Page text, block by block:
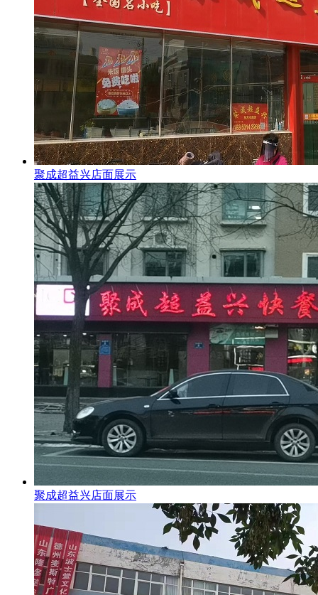
聚成超益兴店面展示
聚成超益兴店面展示